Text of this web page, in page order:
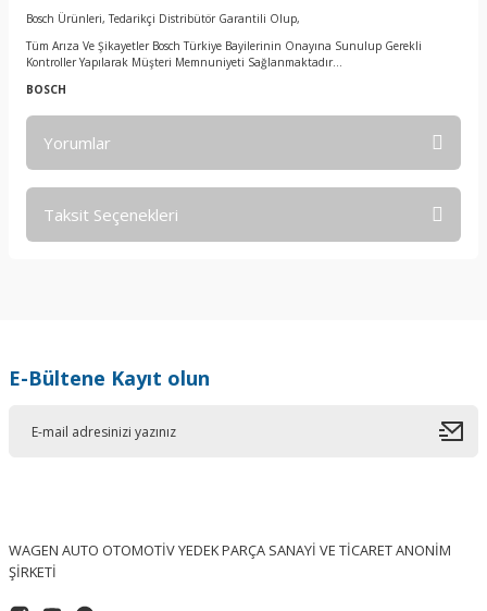
Bosch Ürünleri, Tedarikçi Distribütör Garantili Olup,
Tüm Arıza Ve Şikayetler Bosch Türkiye Bayilerinin Onayına Sunulup Gerekli
Kontroller Yapılarak Müşteri Memnuniyeti Sağlanmaktadır…
BOSCH
Yorumlar
Taksit Seçenekleri
E-Bültene Kayıt olun
WAGEN AUTO OTOMOTİV YEDEK PARÇA SANAYİ VE TİCARET ANONİM
ŞİRKETİ